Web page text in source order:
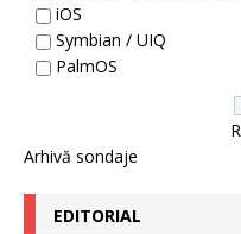
iOS
Symbian / UIQ
PalmOS
Arhivă sondaje
EDITORIAL